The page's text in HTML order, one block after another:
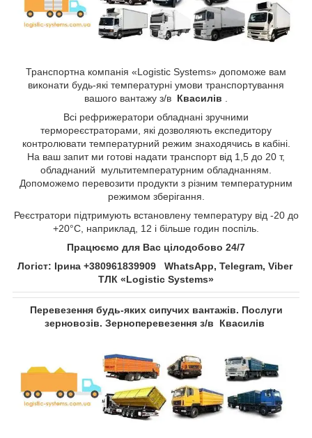
Транспортна компанія «Logistic Systems» допоможе вам
виконати будь-які температурні умови транспортування
вашого вантажу з/в Квасилів​​​​​​​
Всі рефрижератори обладнані зручними
термореєстраторами, які дозволяють експедитору
контролювати температурний режим знаходячись в кабіні.
На ваш запит ми готові надати транспорт від 1,5 до 20 т,
обладнаний мультитемпературним обладнанням.
Допоможемо перевозити продукти з різним температурним
режимом зберігання.
Реєстратори підтримують встановлену температуру від -20 до
+20°С, наприклад, 12 і більше годин поспіль.
Працюємо для Вас цілодобово 24/7
Логіст: Ірина +380961839909 WhatsApp, Telegram, Viber
ТЛК «Logistic Systems»
Перевезення будь-яких сипучих вантажів. Послуги
зерновозів. Зерноперевезення з/в Квасилів​​​​​​​